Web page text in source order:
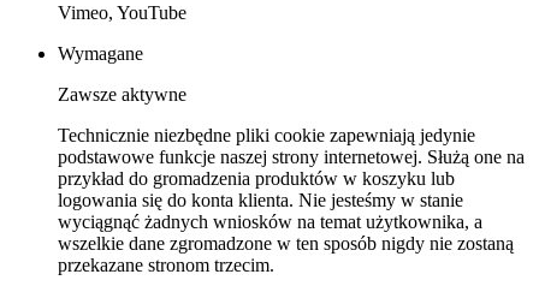
Vimeo, YouTube
Wymagane
Zawsze aktywne
Technicznie niezbędne pliki cookie zapewniają jedynie
podstawowe funkcje naszej strony internetowej. Służą one na
przykład do gromadzenia produktów w koszyku lub
logowania się do konta klienta. Nie jesteśmy w stanie
wyciągnąć żadnych wniosków na temat użytkownika, a
wszelkie dane zgromadzone w ten sposób nigdy nie zostaną
przekazane stronom trzecim.